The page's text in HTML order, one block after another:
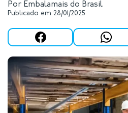
Por Embalamais do Brasil
Publicado em 28/01/2025